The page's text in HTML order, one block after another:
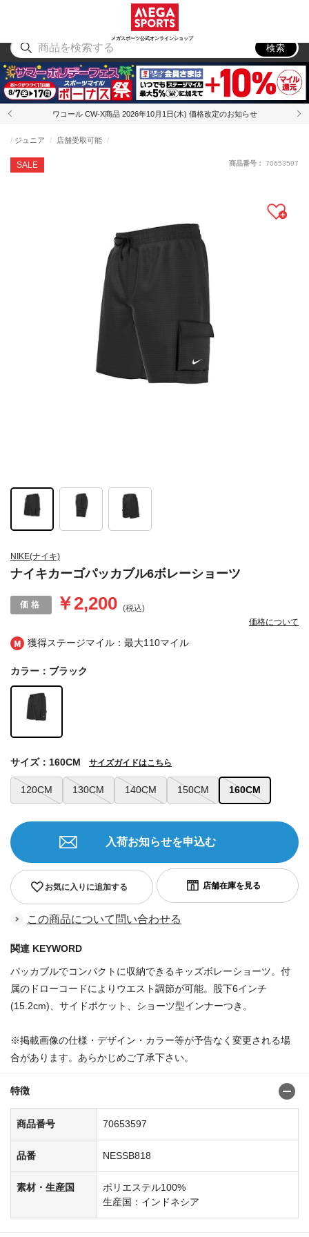
メガスポーツ公式オンラインショップ
アウトドア
検索
ワコール CW-X商品 2026年10月1日(木) 価格改定のお知らせ
獲得ステージマイル：最大110マイル
NIKE(ナイキ)
ナイキカーゴパッカブル6ボレーショーツ
SALE
ジュニア 店舗受取可能
￥2,200 (税込)
価格について
商品番号： 70653597
カラー：ブラック
120CM 130CM 140CM 150CM 160CM
サイズ：160CM サイズガイドはこちら
お気に入りに追加する
入荷お知らせを申込む
この商品について問い合わせる
関連 KEYWORD
パッカブルでコンパクトに収納できるキッズボレーショーツ。付
属のドローコードによりウエスト調節が可能。股下6インチ
(15.2cm)、サイドポケット、ショーツ型インナーつき。
※掲載画像の仕様・デザイン・カラー等が予告なく変更される場
合があります。あらかじめご了承下さい。
特徴
商品番号 70653597
品番 NESSB818
素材・生産国
ポリエステル100%
生産国：インドネシア